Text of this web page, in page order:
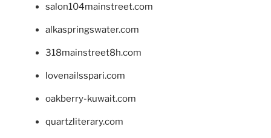
salon104mainstreet.com
alkaspringswater.com
318mainstreet8h.com
lovenailsspari.com
oakberry-kuwait.com
quartzliterary.com